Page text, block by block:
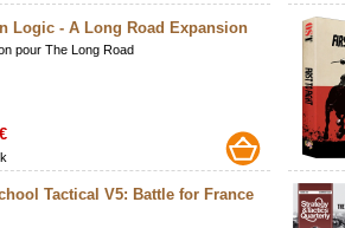
Logic - A Long Road Expansion
pour The Long Road
Tactical V5: Battle for France